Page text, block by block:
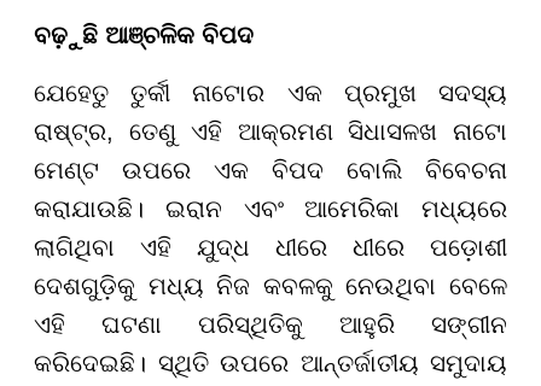
ବଢ଼ୁଛି ଆଞ୍ଚଳିକ ବିପଦ
ଯେହେତୁ ତୁର୍କୀ ନାଟୋର ଏକ ପ୍ରମୁଖ ସଦସ୍ୟ
ରାଷ୍ଟ୍ର, ତେଣୁ ଏହି ଆକ୍ରମଣ ସିଧାସଳଖ ନାଟୋ
ମେଣ୍ଟ ଉପରେ ଏକ ବିପଦ ବୋଲି ବିବେଚନା
କରାଯାଉଛି। ଇରାନ ଏବଂ ଆମେରିକା ମଧ୍ୟରେ
ଲାଗିଥିବା ଏହି ଯୁଦ୍ଧ ଧୀରେ ଧୀରେ ପଡ଼ୋଶୀ
ଦେଶଗୁଡ଼ିକୁ ମଧ୍ୟ ନିଜ କବଳକୁ ନେଉଥିବା ବେଳେ
ଏହି ଘଟଣା ପରିସ୍ଥିତିକୁ ଆହୁରି ସଙ୍ଗୀନ
କରିଦେଇଛି। ସ୍ଥିତି ଉପରେ ଆନ୍ତର୍ଜାତୀୟ ସମୁଦାୟ